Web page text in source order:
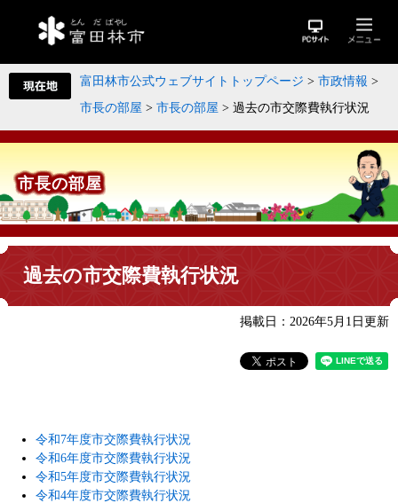
富田林市公式ウェブサイトトップページ > 市政情報 >
市長の部屋 > 市長の部屋 > 過去の市交際費執行状況
市長の部屋
過去の市交際費執行状況
掲載日：2026年5月1日更新
令和7年度市交際費執行状況
令和6年度市交際費執行状況
令和5年度市交際費執行状況
令和4年度市交際費執行状況